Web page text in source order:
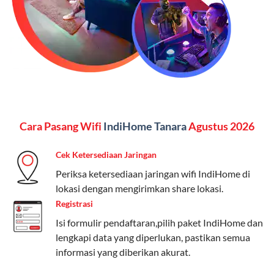
menginginkan internet, komunikasi, dan hiburan
(streaming & TV) dalam satu paket.
Paket Dynamic IP
keluarga, nelpon & SMS semua operator, dan akses
Kelebihan:
Cocok untuk pengguna yang membutuhkan
koneksi internet cepat dan stabil dengan fleksibilitas
kuota. Pilihan harga bervariasi sesuai kebutuhan.
Telkomsel One menyediakan pilihan paket yang
beragam, mulai dari paket hemat hingga premium.
Pengguna bisa memilih sesuai kebutuhan, baik untuk
Cara Pasang Wifi IndiHome TanaraAgustus 2026
Cek Ketersediaan Jaringan
Periksa ketersediaan jaringan wifi IndiHome di
lokasi dengan mengirimkan share lokasi.
Registrasi
Isi formulir pendaftaran,pilih paket IndiHome dan
lengkapi data yang diperlukan, pastikan semua
informasi yang diberikan akurat.